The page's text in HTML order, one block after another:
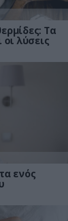
Τα
λύσεις
ενός